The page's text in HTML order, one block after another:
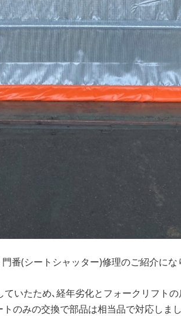
番(シートシャッター)修理のご紹介にな
いたため､経年劣化とフォークリフト
トのみの交換で部品は相当品で対応しま